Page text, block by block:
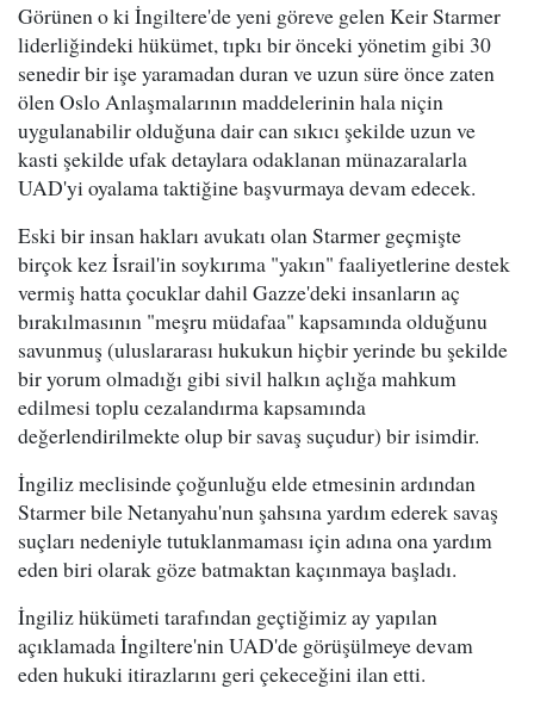
Görünen o ki İngiltere'de yeni göreve gelen Keir Starmer
liderliğindeki hükümet, tıpkı bir önceki yönetim gibi 30
senedir bir işe yaramadan duran ve uzun süre önce zaten
ölen Oslo Anlaşmalarının maddelerinin hala niçin
uygulanabilir olduğuna dair can sıkıcı şekilde uzun ve
kasti şekilde ufak detaylara odaklanan münazaralarla
UAD'yi oyalama taktiğine başvurmaya devam edecek.
Eski bir insan hakları avukatı olan Starmer geçmişte
birçok kez İsrail'in soykırıma "yakın" faaliyetlerine destek
vermiş hatta çocuklar dahil Gazze'deki insanların aç
bırakılmasının "meşru müdafaa" kapsamında olduğunu
savunmuş (uluslararası hukukun hiçbir yerinde bu şekilde
bir yorum olmadığı gibi sivil halkın açlığa mahkum
edilmesi toplu cezalandırma kapsamında
değerlendirilmekte olup bir savaş suçudur) bir isimdir.
İngiliz meclisinde çoğunluğu elde etmesinin ardından
Starmer bile Netanyahu'nun şahsına yardım ederek savaş
suçları nedeniyle tutuklanmaması için adına ona yardım
eden biri olarak göze batmaktan kaçınmaya başladı.
İngiliz hükümeti tarafından geçtiğimiz ay yapılan
açıklamada İngiltere'nin UAD'de görüşülmeye devam
eden hukuki itirazlarını geri çekeceğini ilan etti.